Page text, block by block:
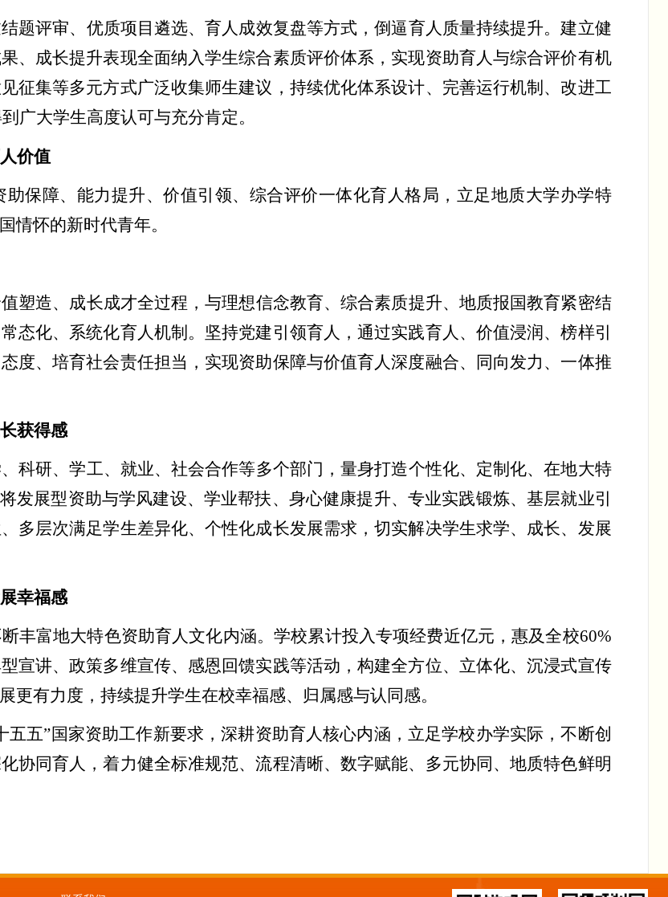
题评审、优质项目遴选、育人成效复盘等方式，倒逼育人质量持续提升。建立健
、成长提升表现全面纳入学生综合素质评价体系，实现资助育人与综合评价有机
征集等多元方式广泛收集师生建议，持续优化体系设计、完善运行机制、改进工
到广大学生高度认可与充分肯定。
价值
保障、能力提升、价值引领、综合评价一体化育人格局，立足地质大学办学特
情怀的新时代青年。
塑造、成长成才全过程，与理想信念教育、综合素质提升、地质报国教育紧密结
态化、系统化育人机制。坚持党建引领育人，通过实践育人、价值浸润、榜样引
度、培育社会责任担当，实现资助保障与价值育人深度融合、同向发力、一体推
获得感
科研、学工、就业、社会合作等多个部门，量身打造个性化、定制化、在地大特
发展型资助与学风建设、学业帮扶、身心健康提升、专业实践锻炼、基层就业引
多层次满足学生差异化、个性化成长发展需求，切实解决学生求学、成长、发展
幸福感
丰富地大特色资助育人文化内涵。学校累计投入专项经费近亿元，惠及全校60%
宣讲、政策多维宣传、感恩回馈实践等活动，构建全方位、立体化、沉浸式宣传
更有力度，持续提升学生在校幸福感、归属感与认同感。
五五”国家资助工作新要求，深耕资助育人核心内涵，立足学校办学实际，不断创
协同育人，着力健全标准规范、流程清晰、数字赋能、多元协同、地质特色鲜明